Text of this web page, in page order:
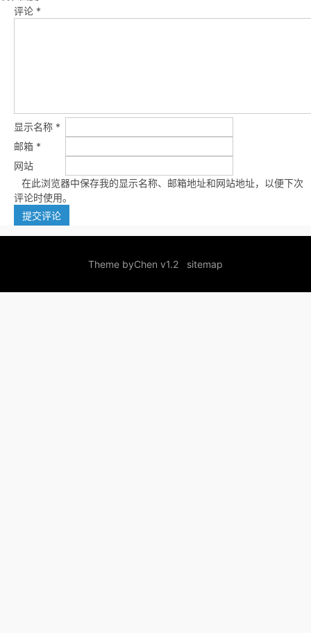
评论 *
显示名称 *
邮箱 *
网站
在此浏览器中保存我的显示名称、邮箱地址和网站地址，以便下次
评论时使用。
Theme byChen v1.2 sitemap